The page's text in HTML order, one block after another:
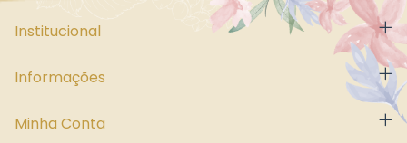
Institucional
Informações
Minha Conta